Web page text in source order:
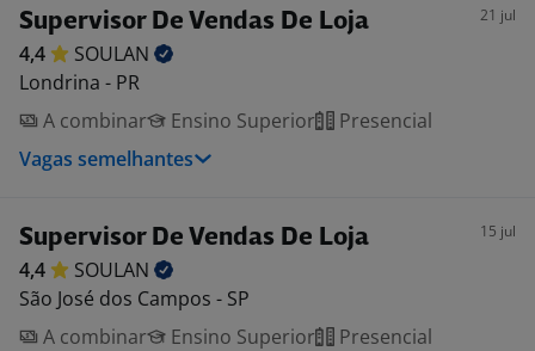
Supervisor De Vendas De Loja 21 jul
4,4
SOULAN
Londrina - PR
A combinar
Ensino Superior
Presencial
Vagas semelhantes
Supervisor De Vendas De Loja 15 jul
4,4
SOULAN
São José dos Campos - SP
A combinar
Ensino Superior Presencial